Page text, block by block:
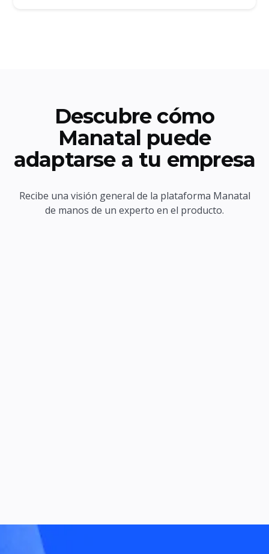
Descubre cómo
Manatal puede
adaptarse a tu empresa
Recibe una visión general de la plataforma Manatal
de manos de un experto en el producto.